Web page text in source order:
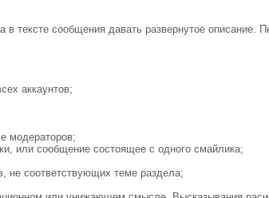
тексте сообщения давать развернутое описание.
аккаунтов;
модераторов;
или сообщение состоящее с одного смайлика;
не соответствующих теме раздела;